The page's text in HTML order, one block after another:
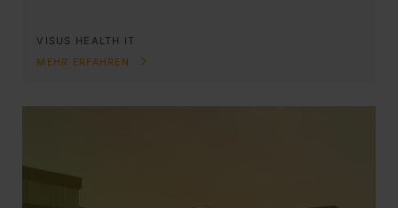
VISUS HEALTH IT
MEHR ERFAHREN